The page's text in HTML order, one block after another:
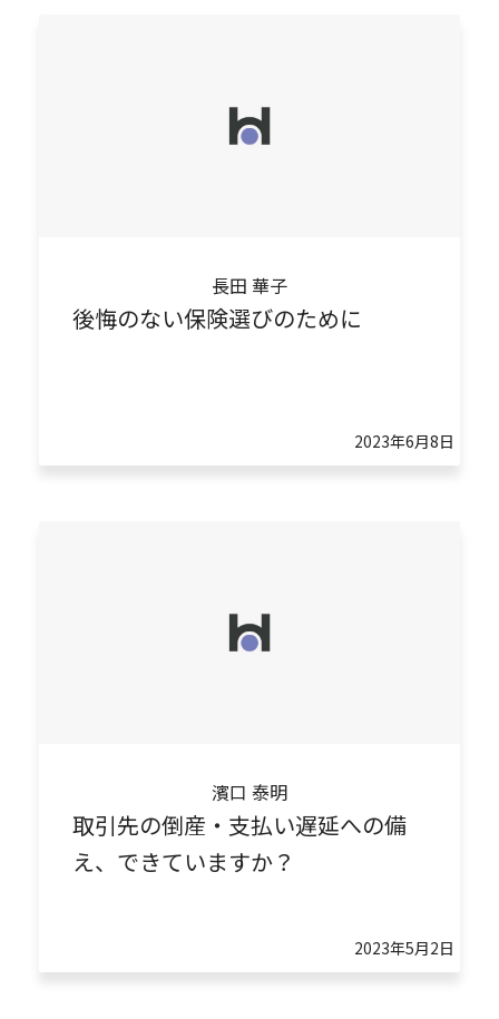
長田 華子
後悔のない保険選びのために
2023年6月8日
濱口 泰明
取引先の倒産・支払い遅延への備
え、できていますか？
2023年5月2日